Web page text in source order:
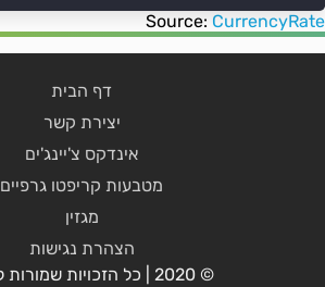
Source: CurrencyRate
דף הבית
יצירת קשר
אינדקס צ'יינג'ים
מטבעות קריפטו גרפיים
מגזין
הצהרת נגישות
© 2020 | כל הזכויות שמורות להמרה.